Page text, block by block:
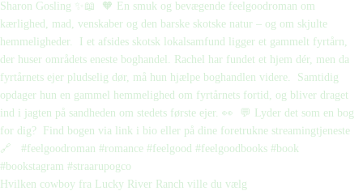
Hvilken cowboy fra Lucky River Ranch ville du vælg